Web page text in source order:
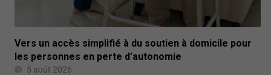
Vers un accès simplifié à du soutien à domicile pour
les personnes en perte d’autonomie
5 août 2026